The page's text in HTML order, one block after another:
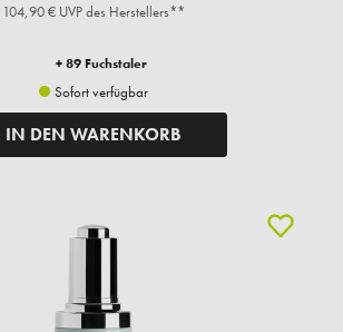
104,90 € UVP des Herstellers**
+ 89 Fuchstaler
Sofort verfügbar
IN DEN WARENKORB